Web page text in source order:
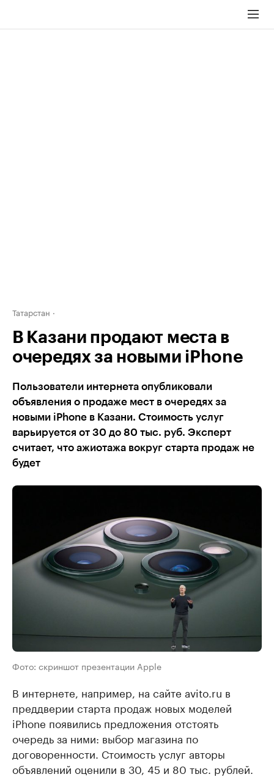
Татарстан
В Казани продают места в
очередях за новыми iPhone
Пользователи интернета опубликовали
объявления о продаже мест в очередях за
новыми iPhone в Казани. Стоимость услуг
варьируется от 30 до 80 тыс. руб. Эксперт
считает, что ажиотажа вокруг старта продаж не
будет
Фото: скриншот презентации Apple
В интернете, например, на сайте avito.ru в
преддверии старта продаж новых моделей
iPhone появились предложения отстоять
очередь за ними: выбор магазина по
договоренности. Стоимость услуг авторы
объявлений оценили в 30, 45 и 80 тыс. рублей.